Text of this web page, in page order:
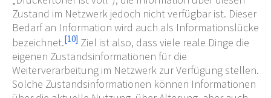
Zustand im Netzwerk jedoch nicht verfügbar ist. Dieser
Bedarf an Information wird auch als Informationslücke
bezeichnet.[10] Ziel ist also, dass viele reale Dinge die
eigenen Zustandsinformationen für die
Weiterverarbeitung im Netzwerk zur Verfügung stellen.
Solche Zustandsinformationen können Informationen